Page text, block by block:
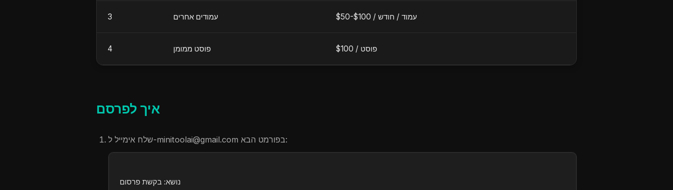
3 עמודים אחרים $50-$100 / עמוד / חודש
4 פוסט ממומן $100 / פוסט
איך לפרסם
שלח אימייל ל-minitoolai@gmail.com בפורמט הבא:
נושא: בקשת פרסום